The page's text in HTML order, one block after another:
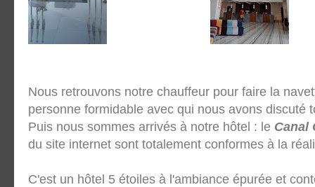
Nous retrouvons notre chauffeur pour faire la
personne formidable avec qui nous avons discuté
Puis nous sommes arrivés à notre hôtel : le Canal
du site internet sont totalement conformes à la
C'est un hôtel 5 étoiles à l'ambiance épurée et